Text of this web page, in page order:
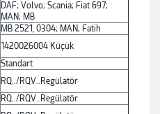
DAF; Volvo; Scania; Fiat 697;
MAN; MB
MB 2521, 0304; MAN; Fatih
1420026004 Küçük
Standart
RQ../RQV..Regülatör
RQ../RQV..Regülatör